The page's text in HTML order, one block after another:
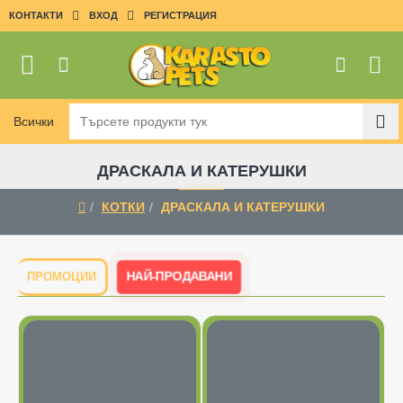
КОНТАКТИ ВХОД РЕГИСТРАЦИЯ
Всички
Търсете
продукти
ДРАСКАЛА И КАТЕРУШКИ
КОТКИ ДРАСКАЛА И КАТЕРУШКИ
ПРОМОЦИИ НАЙ-ПРОДАВАНИ